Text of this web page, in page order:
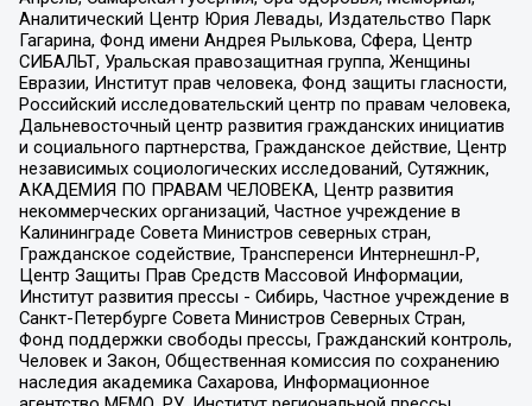
Аналитический Центр Юрия Левады, Издательство Парк
Гагарина, Фонд имени Андрея Рылькова, Сфера, Центр
СИБАЛЬТ, Уральская правозащитная группа, Женщины
Евразии, Институт прав человека, Фонд защиты гласности,
Российский исследовательский центр по правам человека,
Дальневосточный центр развития гражданских инициатив
и социального партнерства, Гражданское действие, Центр
независимых социологических исследований, Сутяжник,
АКАДЕМИЯ ПО ПРАВАМ ЧЕЛОВЕКА, Центр развития
некоммерческих организаций, Частное учреждение в
Калининграде Совета Министров северных стран,
Гражданское содействие, Трансперенси Интернешнл-Р,
Центр Защиты Прав Средств Массовой Информации,
Институт развития прессы - Сибирь, Частное учреждение в
Санкт-Петербурге Совета Министров Северных Стран,
Фонд поддержки свободы прессы, Гражданский контроль,
Человек и Закон, Общественная комиссия по сохранению
наследия академика Сахарова, Информационное